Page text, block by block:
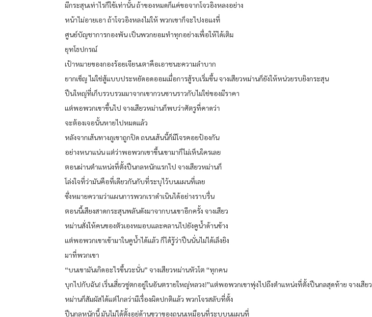
มีกระสุนเท่าไรก็ใช้เท่านั้น ถ้าของหมดก็แค่ขอจากโจวอิงหลงอย่าง
หน้าไม่อายเอา ถ้าโจวอิงหลงไม่ให้ พวกเขาก็จะไปงอแงที่
ศูนย์บัญชาการกองพัน เป็นพวกยอมทำทุกอย่างเพื่อให้ได้เติม
ยุทโธปกรณ์
เป้าหมายของกองร้อยเจียนเตาคือเอาชนะความลำบาก
ยากเข็ญ ไม่ใช่สู้แบบประหยัดอดออมเมื่อการสู้รบเริ่มขึ้น จางเสียวหม่านก็ยังให้หน่วยรบยิงกระสุน
ปืนใหญ่ที่เก็บรวบรวมมาจากเขากวนซานราวกับไม่ใช่ของมีราคา
แต่พอพวกเขาขึ้นไป จางเสียวหม่านก็พบว่าศัตรูที่คาดว่า
จะต้องเจอนั้นหายไปหมดแล้ว
หลังจากเส้นทางภูเขาถูกปิด ถนนเส้นนี้ก็มีโจรคอยป้องกัน
อย่างหนาแน่น แต่ว่าพอพวกเขาขึ้นเขามาก็ไม่เห็นใครเลย
ตอนผ่านตำแหน่งที่ตั้งปืนกลหนักแรกไป จางเสียวหม่านก็
โล่งใจที่ว่ามันคือที่เดียวกันกับที่ระบุไว้บนแผนที่เลย
ซึ่งหมายความว่าแผนการพวกเราดำเนินได้อย่างราบรื่น
ตอนนี้เสียงสาดกระสุนพลันดังมาจากบนเขาอีกครั้ง จางเสียว
หม่านสั่งให้คนของตัวเองหมอบและคลานไปยังคูน้ำด้านข้าง
แต่พอพวกเขาเข้ามาในคูน้ำได้แล้ว ก็ได้รู้ว่าปืนนั่นไม่ได้เล็งยิง
มาที่พวกเขา
“บนเขามันเกิดอะไรขึ้นวะนั่น” จางเสียวหม่านหัวโต “ทุกคน
บุกไปกับฉัน! เริ่นเสี่ยวซู่ตกอยู่ในอันตรายใหญ่หลวง!”แต่พอพวกเขาพุ่งไปถึงตำแหน่งที่ตั้งปืนกลสุดท้าย จางเสียว
หม่านก็สัมผัสได้แต่ไกลว่ามีเรื่องผิดปกติแล้ว พวกโจรสลับที่ตั้ง
ปืนกลหนักนี้ มันไม่ได้ตั้งอยู่ด้านขวาของถนนเหมือนที่ระบุบนแผนที่